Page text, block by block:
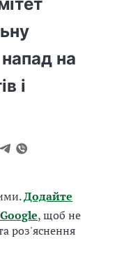
напад на
і
Додайте
, щоб не
роз'яснення